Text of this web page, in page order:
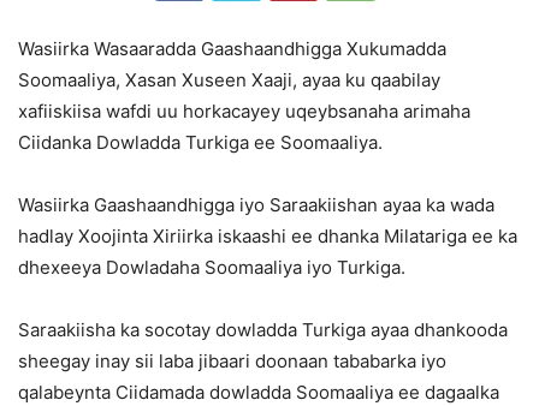
Wasiirka Wasaaradda Gaashaandhigga Xukumadda
Soomaaliya, Xasan Xuseen Xaaji, ayaa ku qaabilay
xafiiskiisa wafdi uu horkacayey uqeybsanaha arimaha
Ciidanka Dowladda Turkiga ee Soomaaliya.
Wasiirka Gaashaandhigga iyo Saraakiishan ayaa ka wada
hadlay Xoojinta Xiriirka iskaashi ee dhanka Milatariga ee ka
dhexeeya Dowladaha Soomaaliya iyo Turkiga.
Saraakiisha ka socotay dowladda Turkiga ayaa dhankooda
sheegay inay sii laba jibaari doonaan tababarka iyo
qalabeynta Ciidamada dowladda Soomaaliya ee dagaalka